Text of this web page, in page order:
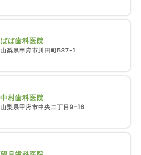
ばば歯科医院
山梨県甲府市川田町537-1
中村歯科医院
山梨県甲府市中央二丁目9-16